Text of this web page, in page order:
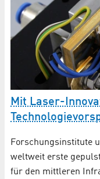
Mit Laser-
Forschungsinstitute
weltweit erste
für den mittleren